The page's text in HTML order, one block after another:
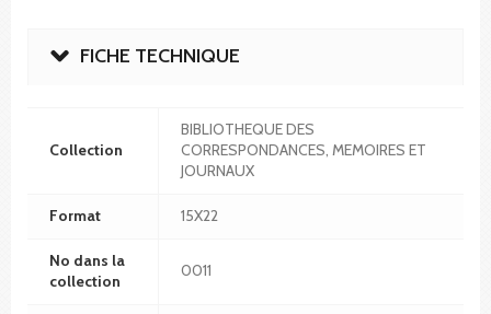
FICHE TECHNIQUE
Collection
BIBLIOTHEQUE DES
CORRESPONDANCES, MEMOIRES ET
JOURNAUX
Format 15X22
No dans la
collection
0011